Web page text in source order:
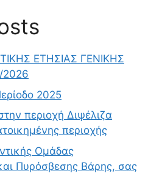
ΕΤΗΣΙΑΣ ΓΕΝΙΚΗΣ
2025
περιοχή Διψέλιζα
περιοχής
Ομάδας
Πυρόσβεσης Βάρης, σας